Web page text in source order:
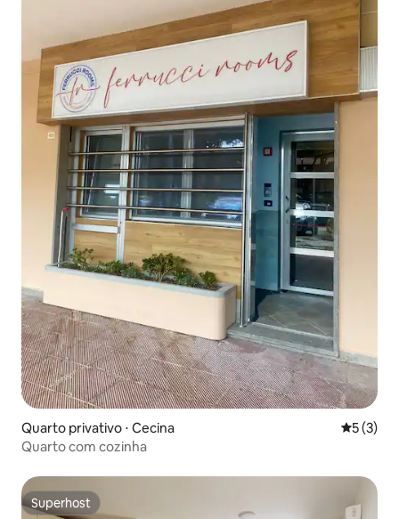
Quarto privativo ⋅ Cecina 5 de
5 (3)
Quarto com cozinha
Superhost
Superhost